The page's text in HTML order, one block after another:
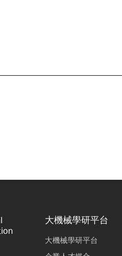
大機械學研平台
大機械學研平台